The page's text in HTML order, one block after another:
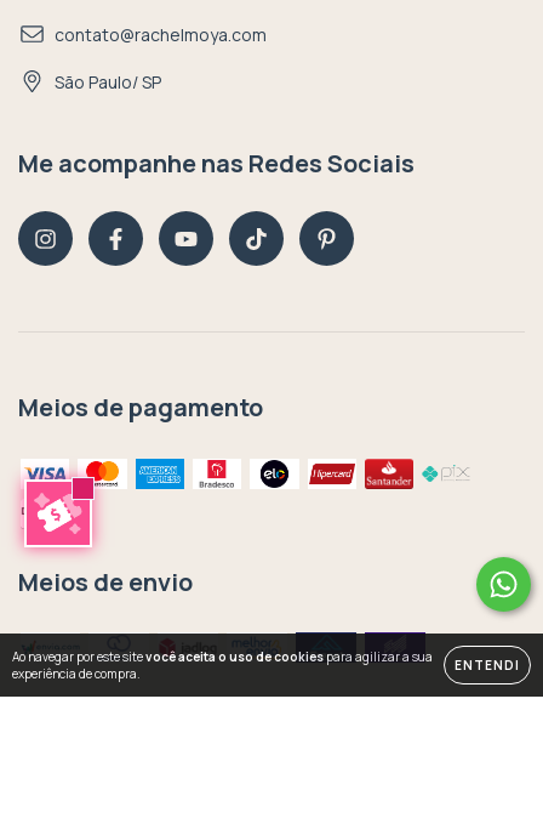
Ao navegar por este sitevocê aceita o uso de cookies para agilizar a sua
experiência de compra.
ENTENDI
contato@rachelmoya.com
São Paulo/ SP
Me acompanhe nas Redes Sociais
Meios de pagamento
Meios de envio